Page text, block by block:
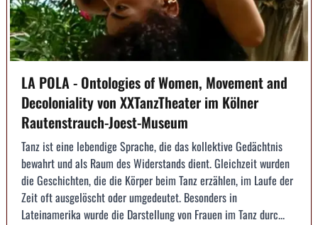
LA POLA - Ontologies of Women, Movement and
Decoloniality von XXTanzTheater im Kölner
Rautenstrauch-Joest-Museum
Tanz ist eine lebendige Sprache, die das kollektive Gedächtnis
bewahrt und als Raum des Widerstands dient. Gleichzeit wurden
die Geschichten, die die Körper beim Tanz erzählen, im Laufe der
Zeit oft ausgelöscht oder umgedeutet. Besonders in
Lateinamerika wurde die Darstellung von Frauen im Tanz durc...